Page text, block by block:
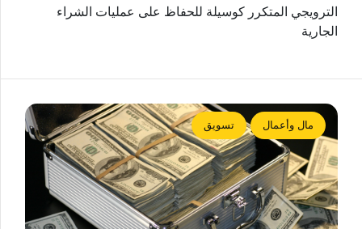
الترويجي المتكرر كوسيلة للحفاظ على عمليات الشراء
الجارية
مال وأعمال تسويق